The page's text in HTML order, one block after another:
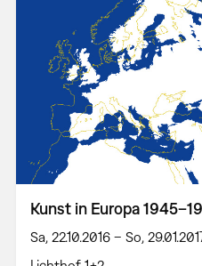
Kunst in Europa
Sa, 22.10.2016 – So,